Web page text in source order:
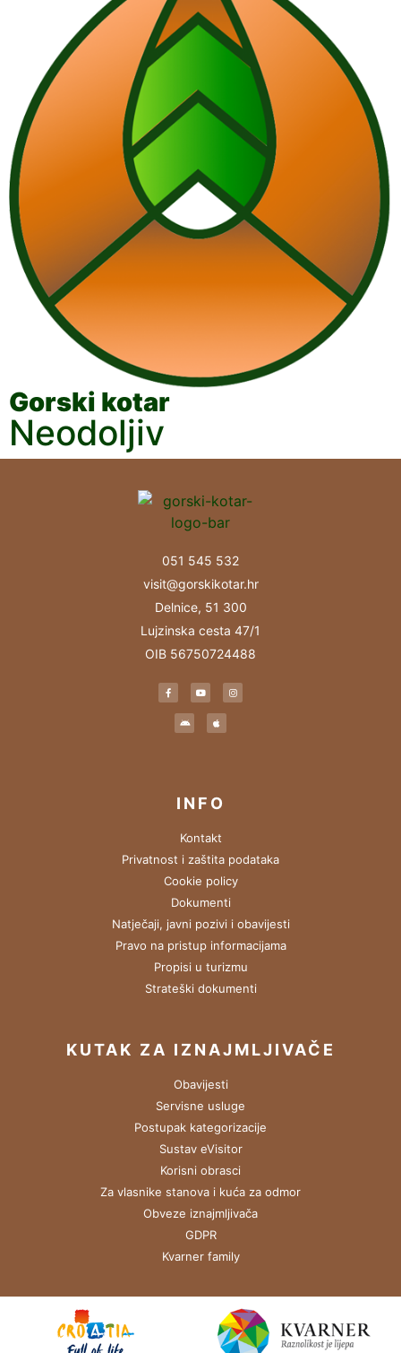
Gorski kotar
Neodoljiv
051 545 532
visit@gorskikotar.hr
Delnice, 51 300
Lujzinska cesta 47/1
OIB 56750724488
INFO
Kontakt
Privatnost i zaštita podataka
Cookie policy
Dokumenti
Natječaji, javni pozivi i obavijesti
Pravo na pristup informacijama
Propisi u turizmu
Strateški dokumenti
KUTAK ZA IZNAJMLJIVAČE
Obavijesti
Servisne usluge
Postupak kategorizacije
Sustav eVisitor
Korisni obrasci
Za vlasnike stanova i kuća za odmor
Obveze iznajmljivača
GDPR
Kvarner family